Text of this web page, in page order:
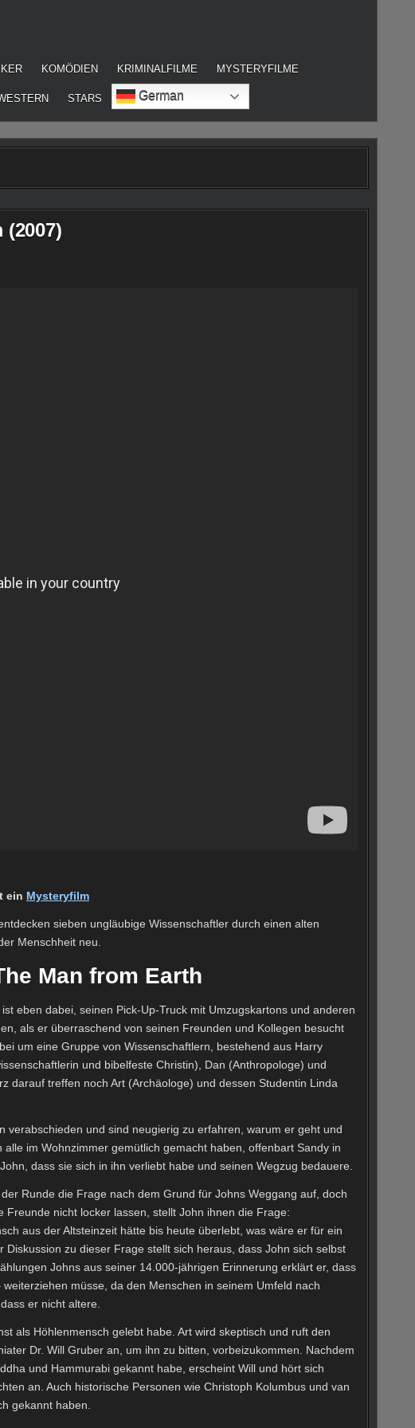
KOMÖDIEN KRIMINALFILME MYSTERYFILME
STARS German
ein Mysteryfilm
sieben ungläubige Wissenschaftler durch einen alten
Menschheit neu.
Man from Earth
eben dabei, seinen Pick-Up-Truck mit Umzugskartons und anderen
als er überraschend von seinen Freunden und Kollegen besucht
um eine Gruppe von Wissenschaftlern, bestehend aus Harry
und bibelfeste Christin), Dan (Anthropologe) und
darauf treffen noch Art (Archäologe) und dessen Studentin Linda
verabschieden und sind neugierig zu erfahren, warum er geht und
alle im Wohnzimmer gemütlich gemacht haben, offenbart Sandy in
dass sie sich in ihn verliebt habe und seinen Wegzug bedauere.
Runde die Frage nach dem Grund für Johns Weggang auf, doch
Freunde nicht locker lassen, stellt John ihnen die Frage:
aus der Altsteinzeit hätte bis heute überlebt, was wäre er für ein
Diskussion zu dieser Frage stellt sich heraus, dass John sich selbst
Johns aus seiner 14.000-jährigen Erinnerung erklärt er, dass
müsse, da den Menschen in seinem Umfeld nach
er nicht altere.
als Höhlenmensch gelebt habe. Art wird skeptisch und ruft den
Dr. Will Gruber an, um ihn zu bitten, vorbeizukommen. Nachdem
und Hammurabi gekannt habe, erscheint Will und hört sich
an. Auch historische Personen wie Christoph Kolumbus und van
gekannt haben.